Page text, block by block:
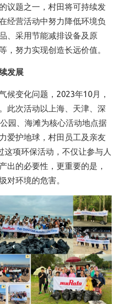
议题之一，村田将可持续发
经营活动中努力降低环境负
、采用节能减排设备及原
，努力实现创造长远价值。
发展
候变化问题， 2023年10月，
此次活动以上海、天津、深
园、海滩为核心活动地点据
爱护地球，村田员工及亲友
这项环保活动，不仅让参与人
出的必要性，更重要的是，
对环境的危害。